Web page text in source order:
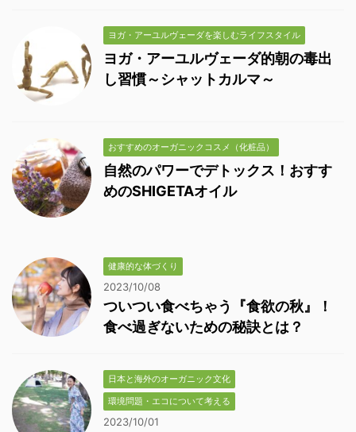
ヨガ・アーユルヴェーダを楽しむライフスタイル
ヨガ・アーユルヴェーダ的朝の毒出
し習慣～シャットカルマ～
おすすめのオーガニックコスメ（化粧品）
自然のパワーでデトックス！おすす
めのSHIGETAオイル
健康的な体づくり
2023/10/08
ついつい食べちゃう『食欲の秋』！
食べ過ぎないための秘訣とは？
日本と海外のオーガニック文化
環境問題・エコについて考える
2023/10/01